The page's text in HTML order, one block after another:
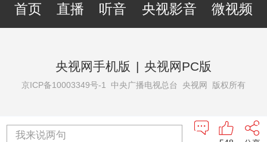
首页 直播 听音 央视影音 微视频
央视网手机版 | 央视网PC版
京ICP备10003349号-1 中央广播电视总台 央视网 版权所有
我来说两句